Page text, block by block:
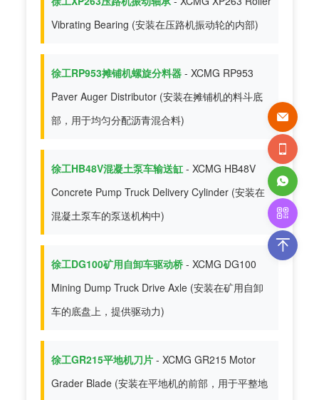
Vibrating Bearing (安装在压路机振动轮的内部)
徐工RP953摊铺机螺旋分料器- XCMG RP953
Paver Auger Distributor (安装在摊铺机的料斗底
部，用于均匀分配沥青混合料)
徐工HB48V混凝土泵车输送缸- XCMG HB48V
Concrete Pump Truck Delivery Cylinder (安装在
混凝土泵车的泵送机构中)
徐工DG100矿用自卸车驱动桥- XCMG DG100
Mining Dump Truck Drive Axle (安装在矿用自卸
车的底盘上，提供驱动力)
徐工GR215平地机刀片- XCMG GR215 Motor
Grader Blade (安装在平地机的前部，用于平整地